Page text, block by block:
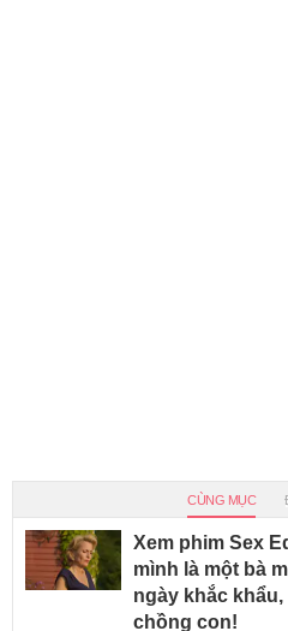
CÙNG MỤC
Xem phim Sex
mình là một bà
ngày khắc
chồng con!